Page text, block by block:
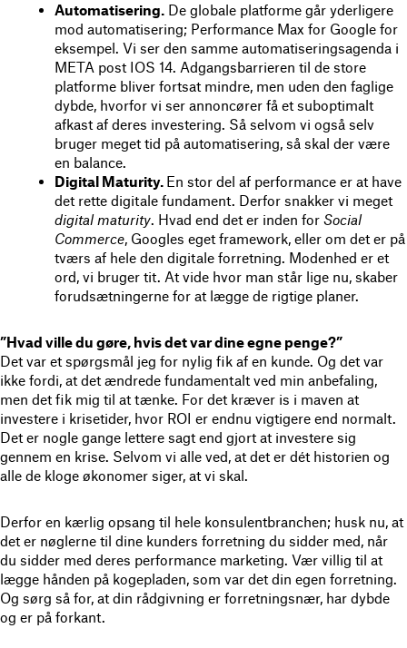
Automatisering. De globale platforme går yderligere
mod automatisering; Performance Max for Google for
eksempel. Vi ser den samme automatiseringsagenda i
META post IOS 14. Adgangsbarrieren til de store
platforme bliver fortsat mindre, men uden den faglige
dybde, hvorfor vi ser annoncører få et suboptimalt
afkast af deres investering. Så selvom vi også selv
bruger meget tid på automatisering, så skal der være
en balance.
Digital Maturity. En stor del af performance er at have
det rette digitale fundament. Derfor snakker vi meget
digital maturity. Hvad end det er inden for Social
Commerce, Googles eget framework, eller om det er på
tværs af hele den digitale forretning. Modenhed er et
ord, vi bruger tit. At vide hvor man står lige nu, skaber
forudsætningerne for at lægge de rigtige planer.
”Hvad ville du gøre, hvis det var dine egne penge?”
Det var et spørgsmål jeg for nylig fik af en kunde. Og det var
ikke fordi, at det ændrede fundamentalt ved min anbefaling,
men det fik mig til at tænke. For det kræver is i maven at
investere i krisetider, hvor ROI er endnu vigtigere end normalt.
Det er nogle gange lettere sagt end gjort at investere sig
gennem en krise. Selvom vi alle ved, at det er dét historien og
alle de kloge økonomer siger, at vi skal.
Derfor en kærlig opsang til hele konsulentbranchen; husk nu, at
det er nøglerne til dine kunders forretning du sidder med, når
du sidder med deres performance marketing. Vær villig til at
lægge hånden på kogepladen, som var det din egen forretning.
Og sørg så for, at din rådgivning er forretningsnær, har dybde
og er på forkant.